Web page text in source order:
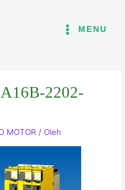
MENU
2202-
MOTOR / Oleh